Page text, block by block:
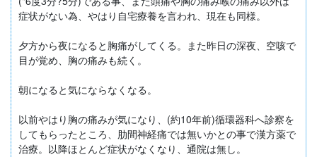
症状がない為、やはり自宅療養を言われ、現在も同様。
夕方から夜になると胸痛がしてくる。また昨日の深夜、空咳で
目が覚め、胸の痛みも続く。
朝になると気にならなくなる。
以前やはり胸の痛みが気になり、(約10年前)循環器科へ診察を
してもらったところ、肋間神経痛では無いかとの事で漢方薬で
治療。以降ほとんど症状がなくなり、通院は無し。